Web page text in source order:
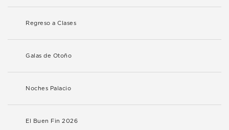
Regreso a Clases
Galas de Otoño
Noches Palacio
El Buen Fin 2026